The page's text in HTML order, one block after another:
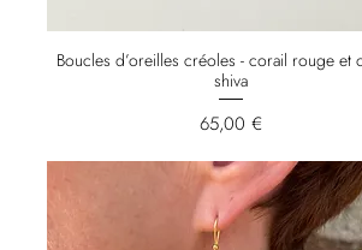
Boucles d’oreilles créoles - corail rouge et
shiva
Prix
65,00 €